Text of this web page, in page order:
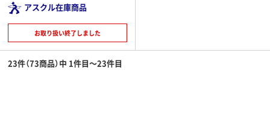
アスクル在庫商品
お取り扱い終了しました
23件（73商品）中 1件目～23件目